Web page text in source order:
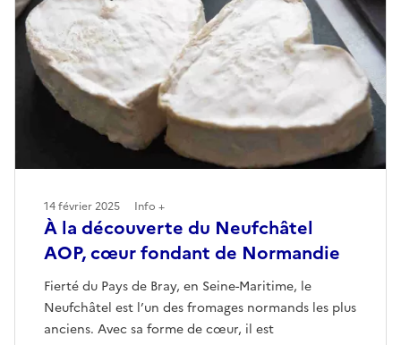
À la découverte du Neufchâtel
AOP, cœur fondant de Normandie
Fierté du Pays de Bray, en Seine-Maritime, le
Neufchâtel est l’un des fromages normands les plus
anciens. Avec sa forme de cœur, il est
14 février 2025 Info +